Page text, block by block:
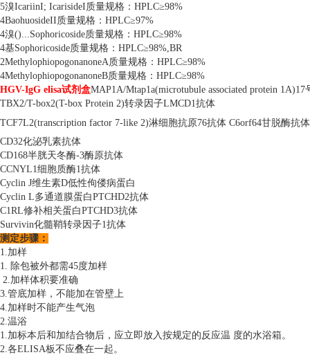
5溴IcariinI; IcarisideI质量规格：HPLC≥98%
4BaohuosideII质量规格：HPLC≥97%
4溴()...Sophoricoside质量规格：HPLC≥98%
4基Sophoricoside质量规格：HPLC≥98%,BR
2MethylophiopogonanoneA质量规格：HPLC≥98%
4MethylophiopogonanoneB质量规格：HPLC≥98%
HGV-IgG elisa试剂盒MAP1A/Mtap1a(microtubule associated protein
TBX2/T-box2(T-box Protein 2)转录因子LMCD1抗体
TCF7L2(transcription factor 7-like 2)淋细胞抗原76抗体 C6orf64甘脱酶抗体
CD32化泌乳素抗体
CD168半胱天冬酶-3酶原抗体
CCNYL1细胞质酶1抗体
Cyclin J维生素D低性佝偻病蛋白
Cyclin L多通道膜蛋白PTCHD2抗体
C1RL修补相关蛋白PTCHD3抗体
Survivin化髓鞘转录因子1抗体
测定步骤：
1.加样
1. 除包被外都需45度加样
2.加样体积要准确
3.管底加样，不能加在管壁上
4.加样时不能产生气泡
2.温浴
1.加标本后和加结合物后，应立即放入按规定的反应温 度的水浴箱。
2.各ELISA板不应叠在一起。